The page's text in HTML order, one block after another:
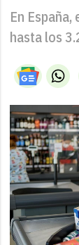
En
hasta los